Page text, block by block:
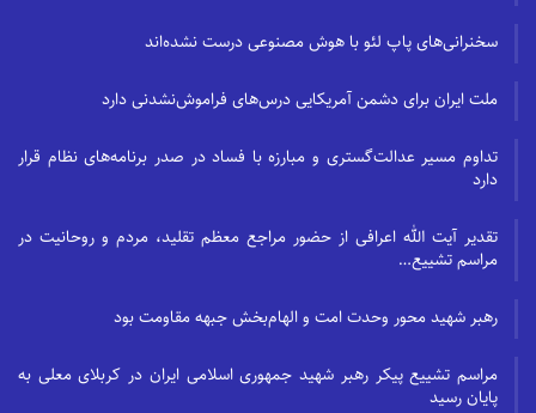
سخنرانی‌های پاپ لئو با هوش مصنوعی درست نشده‌اند
ملت ایران برای دشمن آمریکایی درس‌های فراموش‌نشدنی دارد
تداوم مسیر عدالت‌گستری و مبارزه با فساد در صدر برنامه‌های نظام قرار
دارد
تقدیر آیت الله اعرافی از حضور مراجع معظم تقلید، مردم و روحانیت در
مراسم تشییع…
رهبر شهید محور وحدت امت و الهام‌بخش جبهه مقاومت بود
مراسم تشییع پیکر رهبر شهید جمهوری اسلامی ایران در کربلای معلی به
پایان رسید